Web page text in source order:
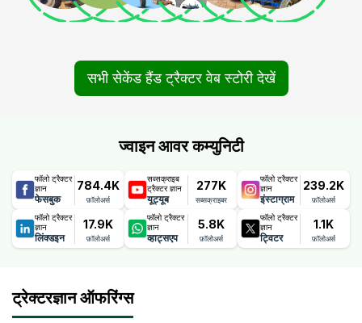
सभी सेकेंड हैंड ट्रैक्टर वेब स्टोरी देखें
ज्वाइन आवर कम्युनिटी
फॉलो ट्रैक्टर
ज्ञान
फेसबुक
784.4K
फ़ॉलोअर्स
सब्सक्राइब
ट्रैक्टर ज्ञान
यूट्यूब
277K
सब्सक्राइबर
फॉलो ट्रैक्टर
ज्ञान
इंस्टाग्राम
239.2K
फ़ॉलोअर्स
फॉलो ट्रैक्टर
ज्ञान
लिंक्डइन
17.9K
फ़ॉलोअर्स
फॉलो ट्रैक्टर
ज्ञान
व्हाट्सएप
5.8K
फ़ॉलोअर्स
फॉलो ट्रैक्टर
ज्ञान
ट्विटर
1.1K
फ़ॉलोअर्स
ट्रेक्टरज्ञान ऑफरिंग्स